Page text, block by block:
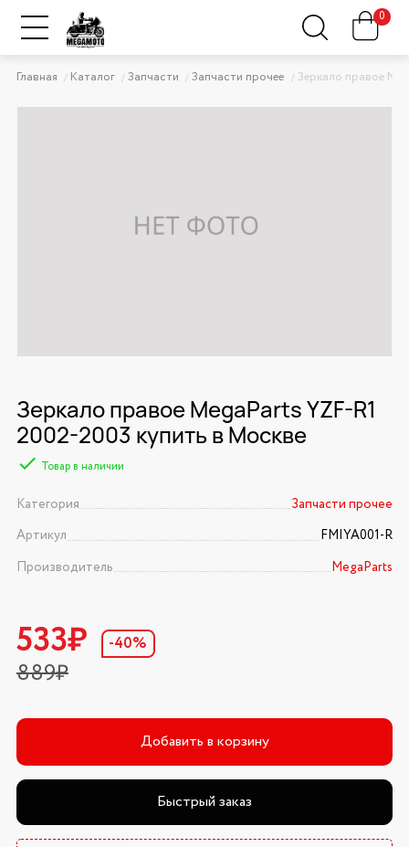
0
Главная Каталог Запчасти Запчасти прочее Зеркало правое
Зеркало правое MegaParts YZF-R1
2002-2003 купить в Москве
Товар в наличии
Категория
Запчасти прочее
Артикул
FMIYA001-R
Производитель
MegaParts
533₽
889₽
-40%
Добавить в корзину
Быстрый заказ